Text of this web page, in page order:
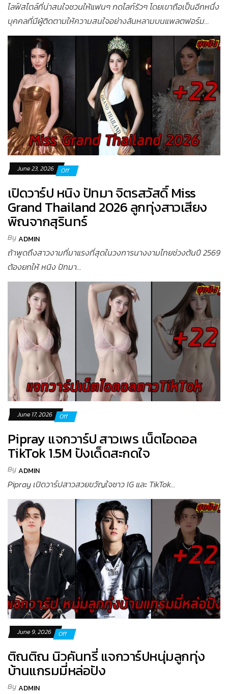
ไลฟ์สไตล์ที่น่าสนใจชวนให้แฟนๆ กดไลก์รัวๆ โดยเขาถือเป็นอีกหนึ่ง
บุคคลที่มีผู้ติดตามให้ความสนใจอย่างล้นหลามบนแพลตฟอร์ม...
June 23, 2026 Off
เปิดวาร์ป หนิง ปัทมา จิตรสวัสดิ์ Miss
Grand Thailand 2026 ลูกทุ่งสาวเสียง
พิณจากสุรินทร์
ByADMIN
ถ้าพูดถึงสาวงามที่มาแรงที่สุดในวงการนางงามไทยช่วงต้นปี 2569
ต้องยกให้ หนิง ปัทมา...
June 17, 2026 Off
Pipray แจกวาร์ป สาวเพร เน็ตไอดอล
TikTok 1.5M ปังเด็ดสะกดใจ
ByADMIN
Pipray เปิดวาร์ปสาวสวยขวัญใจชาว IG และ TikTok...
June 9, 2026 Off
ติณติณ นิวคันทรี่ แจกวาร์ปหนุ่มลูกทุ่ง
บ้านแกรมมี่หล่อปัง
ByADMIN